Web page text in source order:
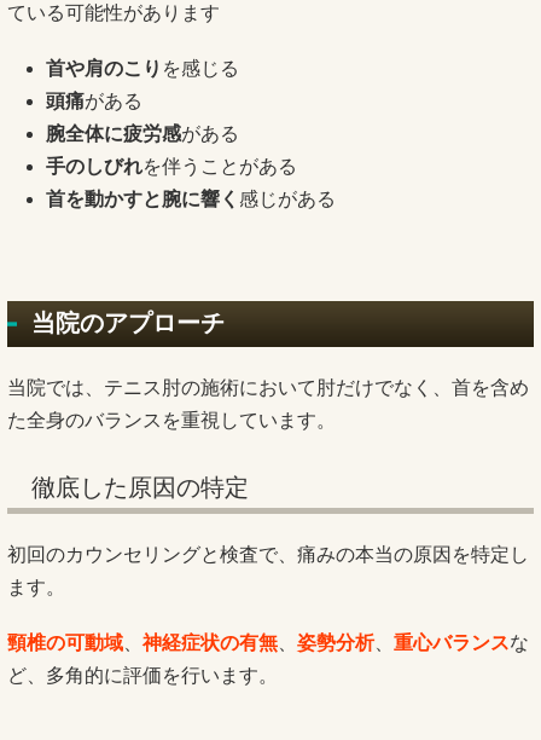
ている可能性があります
首や肩のこり を感じる
頭痛がある
腕全体に疲労感がある
手のしびれを伴うことがある
首を動かすと腕に響く 感じがある
当院のアプローチ
当院では、テニス肘の施術において肘だけでなく、首を含め
た全身のバランスを重視しています。
徹底した原因の特定
初回のカウンセリングと検査で、痛みの本当の原因を特定し
ます。
頸椎の可動域 神経症状の有無 姿勢分析、 重心バランスな
ど、多角的に評価を行います。